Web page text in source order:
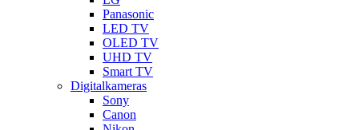
Panasonic
LED TV
OLED TV
UHD TV
Smart TV
Digitalkameras
Sony
Canon